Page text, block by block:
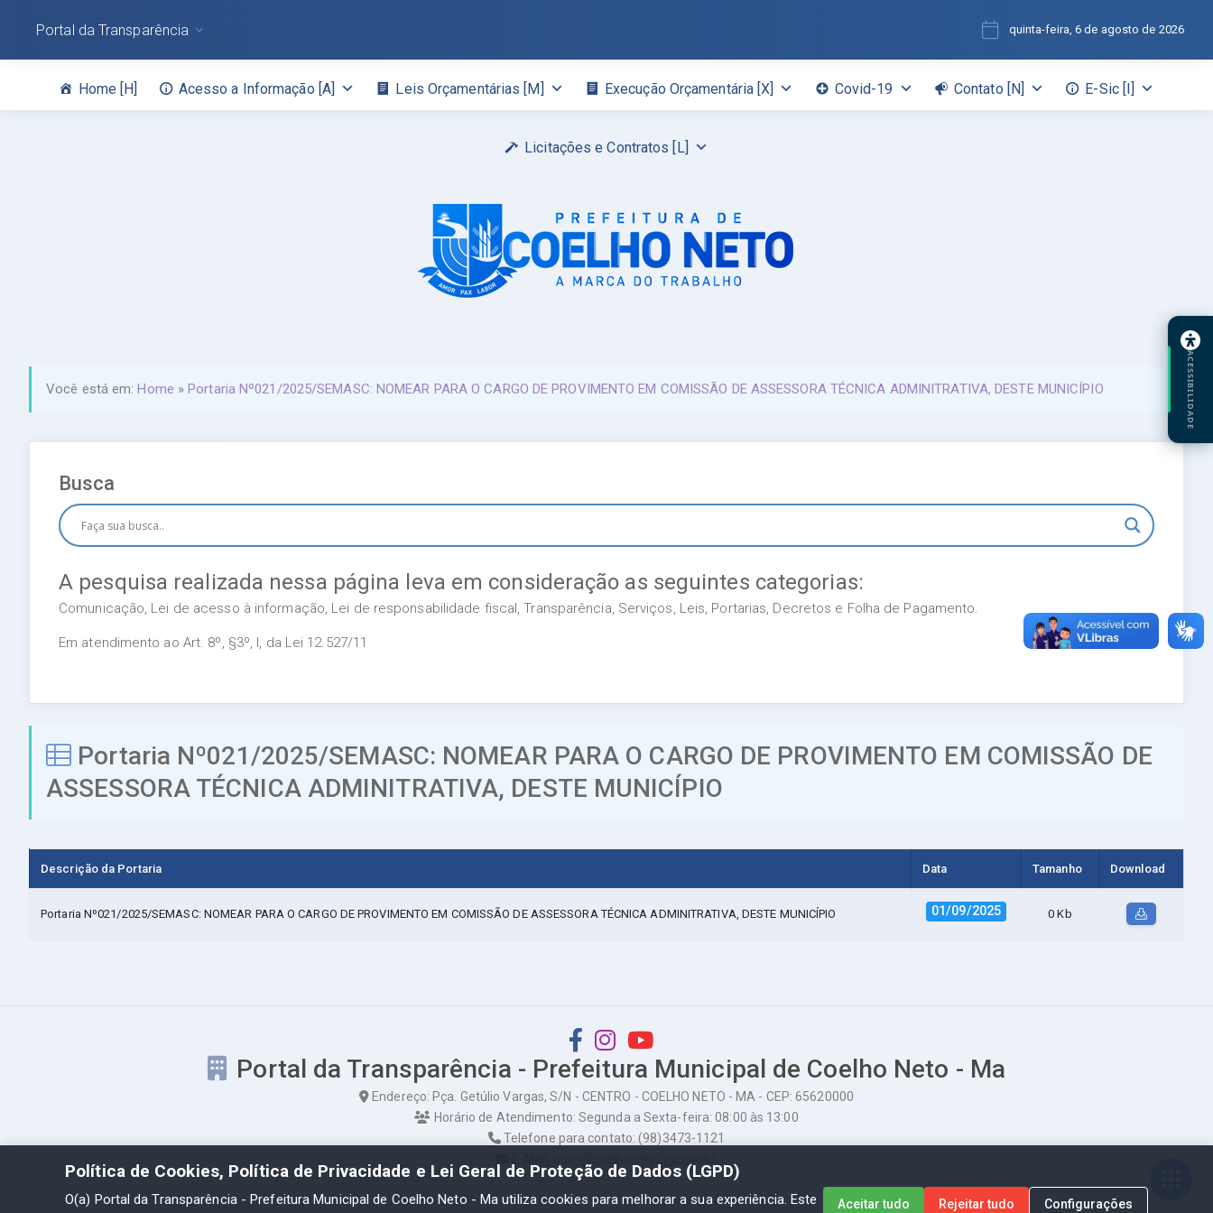
Home [H] Acesso a Informação [A] Leis Orçamentárias [M] Execução Orçamentária [X] Covid-19 Contato [N] E-Sic [I]
Licitações e Contratos [L]
Portal da Transparência quinta-feira, 6 de agosto de 2026
Você está em:Home »Portaria Nº021/2025/SEMASC: NOMEAR PARA O CARGO DE PROVIMENTO EM COMISSÃO DE ASSESSORA TÉCNICA ADMINITRATIVA, DESTE MUNICÍPIO
Busca
A pesquisa realizada nessa página leva em consideração as seguintes categorias:
Comunicação, Lei de acesso à informação, Lei de responsabilidade fiscal, Transparência, Serviços, Leis, Portarias, Decretos e Folha de Pagamento.
Em atendimento ao Art. 8º, §3º, I, da Lei 12.527/11
Portaria Nº021/2025/SEMASC: NOMEAR PARA O CARGO DE PROVIMENTO EM COMISSÃO DE
ASSESSORA TÉCNICA ADMINITRATIVA, DESTE MUNICÍPIO
Descrição da Portaria Data Tamanho Download
Portaria Nº021/2025/SEMASC: NOMEAR PARA O CARGO DE PROVIMENTO EM COMISSÃO DE ASSESSORA TÉCNICA ADMINITRATIVA, DESTE MUNICÍPIO 01/09/2025 0 Kb
Portal da Transparência - Prefeitura Municipal de Coelho Neto - Ma
Endereço: Pça. Getúlio Vargas, S/N - CENTRO - COELHO NETO - MA - CEP: 65620000
Horário de Atendimento: Segunda a Sexta-feira: 08:00 às 13:00
Telefone para contato: (98)3473-1121
ACESSIBILIDADE
Política de Cookies, Política de Privacidade e Lei Geral de Proteção de Dados (LGPD)
O(a) Portal da Transparência - Prefeitura Municipal de Coelho Neto - Ma utiliza cookies para melhorar a sua experiência. Este
Aceitar tudo Rejeitar tudo Configurações